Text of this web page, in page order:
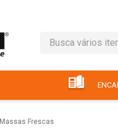
Busca vários itens
Massas Frescas
café
3